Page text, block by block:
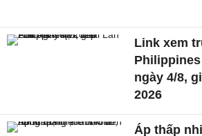
Link xem
ngày 4/8,
2026
Áp thấp